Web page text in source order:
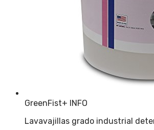
GreenFist+ INFO
Lavavajillas grado industrial